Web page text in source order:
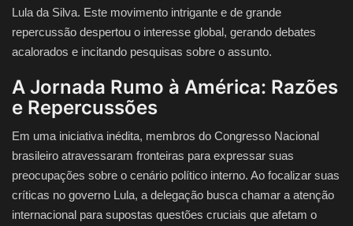
Lula da Silva. Este movimento intrigante e de grande
repercussão despertou o interesse global, gerando debates
acalorados e incitando pesquisas sobre o assunto.
A Jornada Rumo à América: Razões
e Repercussões
Em uma iniciativa inédita, membros do Congresso Nacional
brasileiro atravessaram fronteiras para expressar suas
preocupações sobre o cenário político interno. Ao focalizar suas
críticas no governo Lula, a delegação busca chamar a atenção
internacional para supostas questões cruciais que afetam o